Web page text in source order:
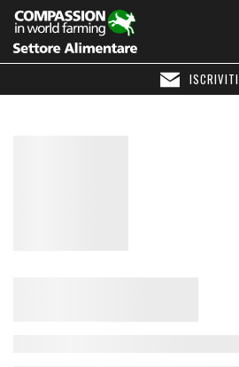
ISCRIVITI